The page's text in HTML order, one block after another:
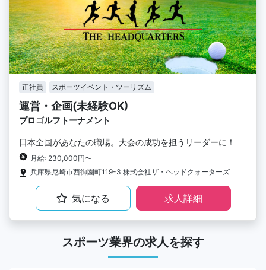
正社員 スポーツイベント・ツーリズム
運営・企画(未経験OK)
プロゴルフトーナメント
日本全国があなたの職場。大会の成功を担うリーダーに！
月給: 230,000円〜
兵庫県尼崎市西御園町119-3 株式会社ザ・ヘッドクォーターズ
気になる 求人詳細
スポーツ業界の求人を探す